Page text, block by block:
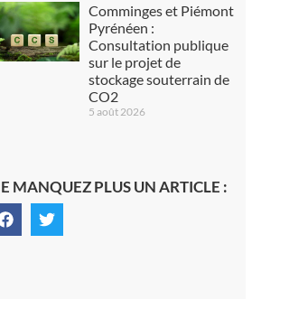
Comminges et Piémont
Pyrénéen :
Consultation publique
sur le projet de
stockage souterrain de
CO2
5 août 2026
MANQUEZ PLUS UN ARTICLE :